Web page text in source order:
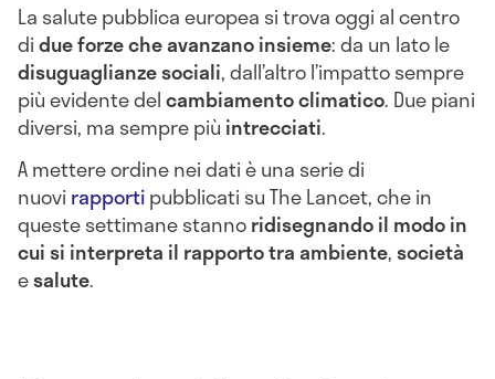
La salute pubblica europea si trova oggi al centro
didue forze che avanzano insieme: da un lato le
disuguaglianze sociali, dall’altro l’impatto sempre
più evidente delcambiamento climatico. Due piani
diversi, ma sempre più intrecciati.
A mettere ordine nei dati è una serie di
nuovi rapportipubblicati su The Lancet, che in
queste settimane stannoridisegnando il modo in
cui si interpreta il rapporto tra ambiente,società
esalute.